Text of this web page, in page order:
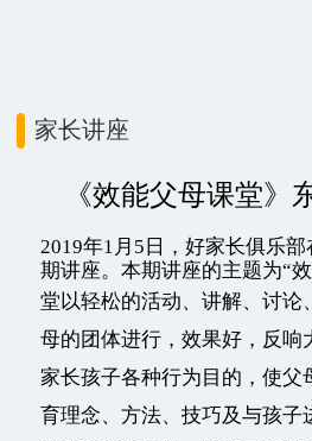
家长讲座
《效能父母课堂》
2019年1月5日，好家长俱乐
期讲座。本期讲座的主题为“
堂以轻松的活动、讲解、讨论
母的团体进行，效果好，反响
家长孩子各种行为目的，使父
育理念、方法、技巧及与孩子